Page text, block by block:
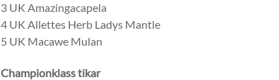
3 UK Amazingacapela
4 UK Allettes Herb Ladys Mantle
5 UK Macawe Mulan
Championklass tikar